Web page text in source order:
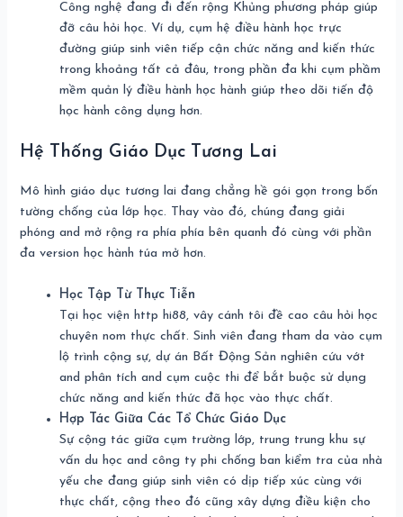
Công nghệ đang đi đến rộng Khủng phương pháp giúp
đỡ câu hỏi học. Ví dụ, cụm hệ điều hành học trực
đường giúp sinh viên tiếp cận chức năng and kiến thức
trong khoảng tất cả đâu, trong phần đa khi cụm phầm
mềm quản lý điều hành học hành giúp theo dõi tiến độ
học hành công dụng hơn.
Hệ Thống Giáo Dục Tương Lai
Mô hình giáo dục tương lai đang chẳng hề gói gọn trong bốn
tường chống của lớp học. Thay vào đó, chúng đang giải
phóng and mở rộng ra phía phía bên quanh đó cùng với phần
đa version học hành túa mở hơn.
Học Tập Từ Thực Tiễn
Tại học viện http hi88, vây cánh tôi đề cao câu hỏi học
chuyên nom thực chất. Sinh viên đang tham da vào cụm
lộ trình cộng sự, dự án Bất Động Sản nghiên cứu vớt
and phân tích and cụm cuộc thi để bắt buộc sử dụng
chức năng and kiến thức đã học vào thực chất.
Hợp Tác Giữa Các Tổ Chức Giáo Dục
Sự cộng tác giữa cụm trường lớp, trung trung khu sự
vấn du học and công ty phi chống ban kiểm tra của nhà
yếu che đang giúp sinh viên có dịp tiếp xúc cùng với
thực chất, cộng theo đó cũng xây dựng điều kiện cho